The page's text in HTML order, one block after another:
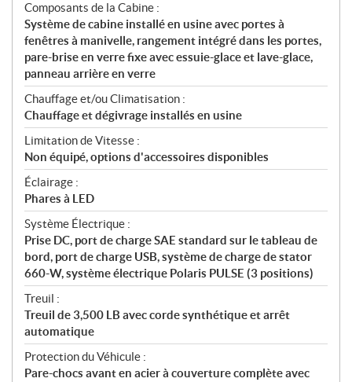
Composants de la Cabine :
Système de cabine installé en usine avec portes à
fenêtres à manivelle, rangement intégré dans les portes,
pare-brise en verre fixe avec essuie-glace et lave-glace,
panneau arrière en verre
Chauffage et/ou Climatisation :
Chauffage et dégivrage installés en usine
Limitation de Vitesse :
Non équipé, options d'accessoires disponibles
Éclairage :
Phares à LED
Système Électrique :
Prise DC, port de charge SAE standard sur le tableau de
bord, port de charge USB, système de charge de stator
660-W, système électrique Polaris PULSE (3 positions)
Treuil :
Treuil de 3,500 LB avec corde synthétique et arrêt
automatique
Protection du Véhicule :
Pare-chocs avant en acier à couverture complète avec